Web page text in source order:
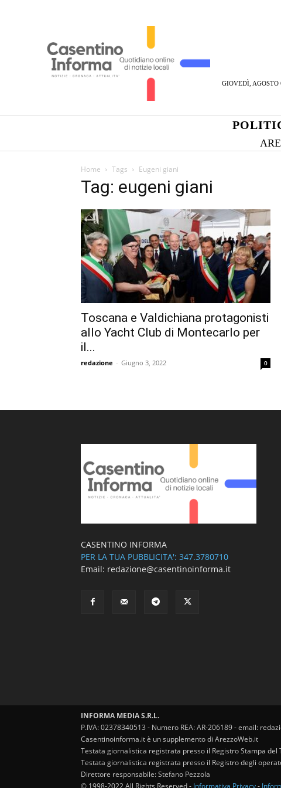
GIOVEDÌ, AGOSTO
Home Tags Eugeni giani
Tag: eugeni giani
Toscana e Valdichiana protagonisti
allo Yacht Club di Montecarlo per
il...
redazione - Giugno 3, 2022 0
CASENTINO INFORMA
PER LA TUA PUBBLICITA': 347.3780710
Email: redazione@casentinoinforma.it
INFORMA MEDIA S.R.L.
P.IVA: 02378340513 - Numero REA: AR-206189 - email:
Casentinoinforma.it è un supplemento di ArezzoWeb.it
Testata giornalistica registrata presso il Registro Stampa
Testata giornalistica registrata presso il Registro degli
Direttore responsabile: Stefano Pezzola
© 1998-2022 All Rights Reserved - Informativa Privacy-